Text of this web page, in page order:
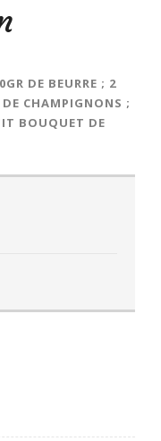
DE BEURRE ; 2
CHAMPIGNONS ;
BOUQUET DE